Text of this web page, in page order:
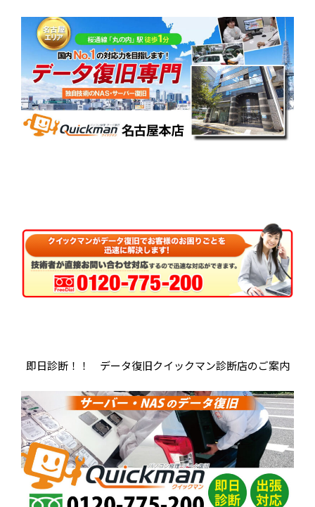
即日診断！！ データ復旧クイックマン診断店のご案内